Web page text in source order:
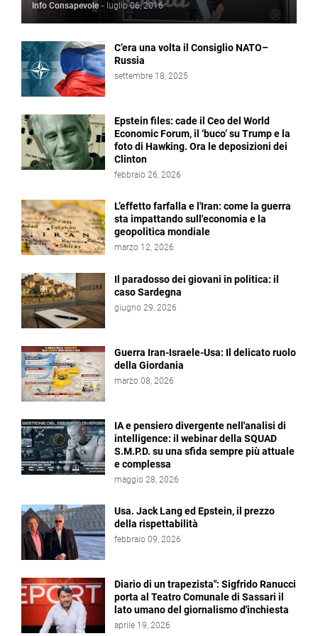
Info Consapevole - luglio 06, 2016
C’era una volta il Consiglio NATO–
Russia
settembre 18, 2025
Epstein files: cade il Ceo del World
Economic Forum, il ‘buco’ su Trump e la
foto di Hawking. Ora le deposizioni dei
Clinton
febbraio 26, 2026
L’effetto farfalla e l'Iran: come la guerra
sta impattando sull'economia e la
geopolitica mondiale
marzo 12, 2026
Il paradosso dei giovani in politica: il
caso Sardegna
giugno 29, 2026
Guerra Iran-Israele-Usa: Il delicato ruolo
della Giordania
marzo 08, 2026
IA e pensiero divergente nell'analisi di
intelligence: il webinar della SQUAD
S.M.P.D. su una sfida sempre più attuale
e complessa
maggio 28, 2026
Usa. Jack Lang ed Epstein, il prezzo
della rispettabilità
febbraio 09, 2026
Diario di un trapezista": Sigfrido Ranucci
porta al Teatro Comunale di Sassari il
lato umano del giornalismo d'inchiesta
aprile 19, 2026